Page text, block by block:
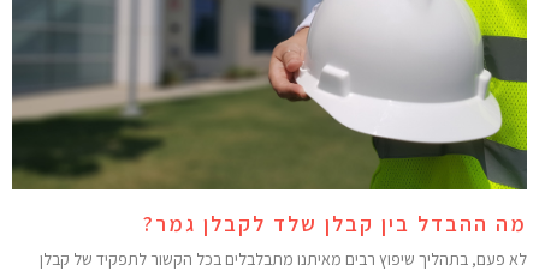
ההבדל בין קבלן שלד לקבלן גמר?
פעם, בתהליך שיפוץ רבים מאיתנו מתבלבלים בכל הקשור לתפקיד של קבלן